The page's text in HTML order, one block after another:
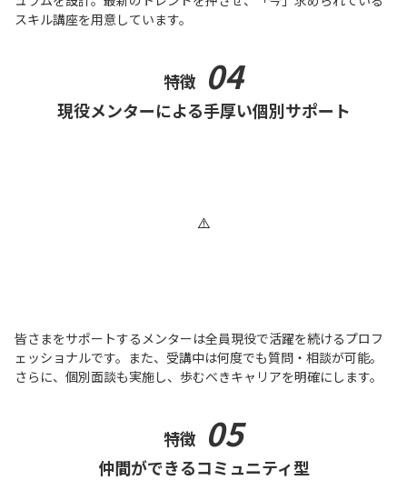
スキル講座を用意しています。
特徴 04
現役メンターによる手厚い個別サポート
皆さまをサポートするメンターは全員現役で活躍を続けるプロフ
ェッショナルです。また、受講中は何度でも質問・相談が可能。
さらに、個別面談も実施し、歩むべきキャリアを明確にします。
特徴 05
仲間ができるコミュニティ型